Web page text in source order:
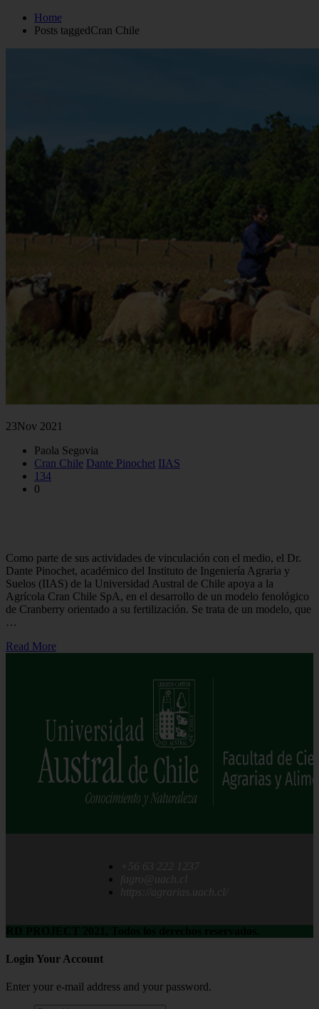
Home
Posts taggedCran Chile
23Nov 2021
Paola Segovia
Cran Chile Dante Pinochet IIAS
134
0
Como parte de sus actividades de vinculación con el medio, el Dr.
Dante Pinochet, académico del Instituto de Ingeniería Agraria y
Suelos (IIAS) de la Universidad Austral de Chile apoya a la
Agrícola Cran Chile SpA, en el desarrollo de un modelo fenológico
de Cranberry orientado a su fertilización. Se trata de un modelo, que
…
Read More
Login Your Account
Enter your e-mail address and your password.